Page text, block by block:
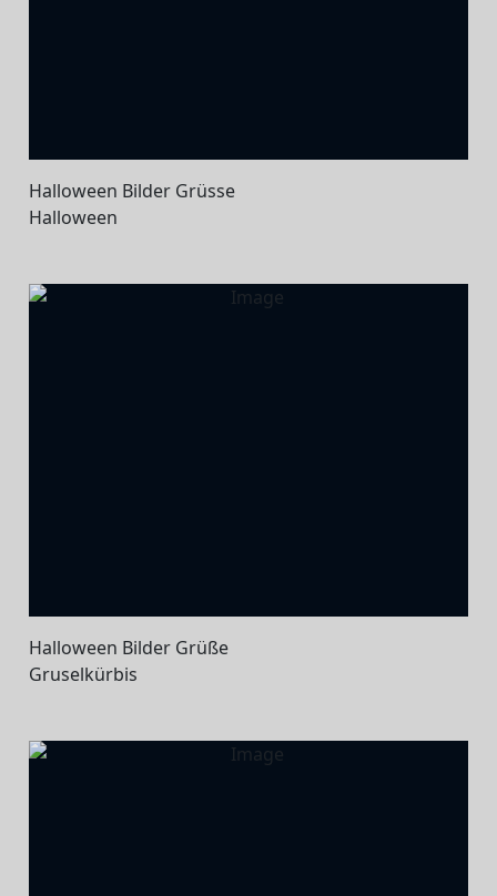
Halloween Bilder Grüsse
Halloween
Halloween Bilder Grüße
Gruselkürbis